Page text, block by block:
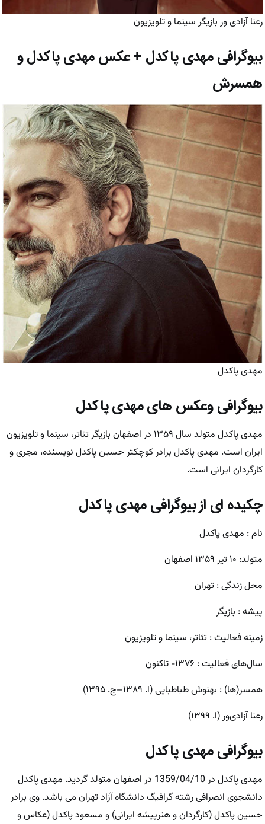
رعنا آزادی ور بازیگر سینما و تلویزیون
بیوگرافی مهدی پاکدل + عکس مهدی پاکدل و
همسرش
مهدی پاکدل
بیوگرافی وعکس های مهدی پاکدل
مهدی پاکدل
متولد سال ۱۳۵۹ در اصفهان بازیگر تئاتر، سینما و تلویزیون
ایران است. مهدی پاکدل برادر کوچکتر حسین پاکدل نویسنده، مجری و
کارگردان ایرانی است.
چکیده ای از بیوگرافی مهدی پاکدل
نام : مهدی پاکدل
متولد: ۱۰ تیر ۱۳۵۹ اصفهان
محل زندگی : تهران
پیشه : بازیگر
زمینه فعالیت : تئاتر، سینما و تلویزیون
سال‌های فعالیت : ۱۳۷۶- تاکنون
همسر(ها) : بهنوش طباطبایی (ا. ۱۳۸۹–ج. ۱۳۹۵)
رعنا آزادی‌ور (ا. ۱۳۹۹)
بیوگرافی مهدی پاکدل
مهدی پاکدل در 1359/04/10 در اصفهان متولد گردید. مهدی پاکدل
دانشجوی انصرافی رشته گرافیگ دانشگاه آزاد تهران می باشد. وی برادر
حسین پاکدل (کارگردان و هنرپیشه ایرانی) و مسعود پاکدل (عکاس و